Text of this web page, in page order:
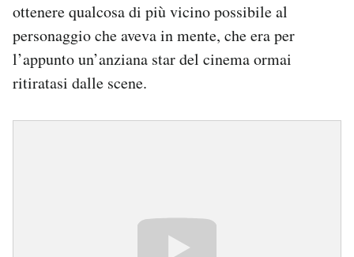
ottenere qualcosa di più vicino possibile al
personaggio che aveva in mente, che era per
l’appunto un’anziana star del cinema ormai
ritiratasi dalle scene.